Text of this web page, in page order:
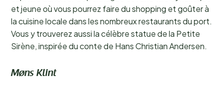
et jeune où vous pourrez faire du shopping et goûter à
la cuisine locale dans les nombreux restaurants du port.
Vous y trouverez aussi la célèbre statue de la Petite
Sirène, inspirée du conte de Hans Christian Andersen.
Møns Klint